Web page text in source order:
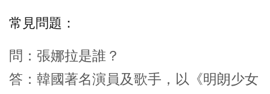
常見問題：
問：張娜拉是誰？
答：韓國著名演員及歌手，以《明朗少女